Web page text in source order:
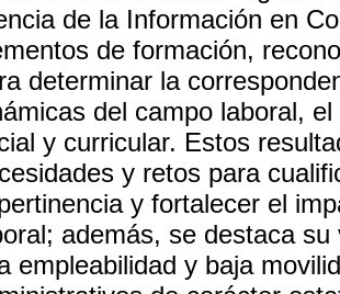
de la Información en
de formación,
determinar la
del campo laboral,
y curricular. Estos
y retos para
y fortalecer el
además, se destaca
empleabilidad y baja